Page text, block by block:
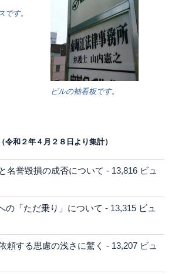
です。
ビルの袖看板です。
令和２年４月２８日より集計）
名誉毀損の成否について - 13,816 ビュ
の「ただ乗り」について - 13,315 ビュ
頼する思慮の浅さに驚く - 13,207 ビュ